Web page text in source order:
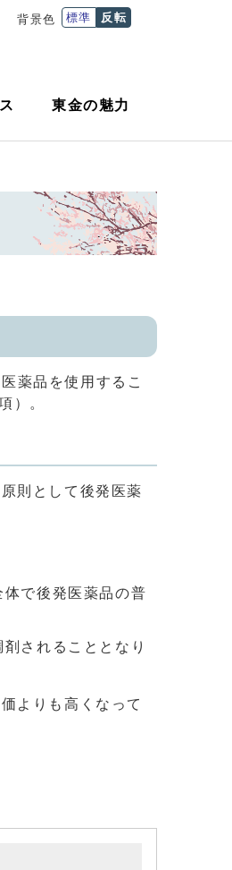
背景色 標準 反転
東金の魅力
薬品を使用するこ
）。
則として後発医薬
で後発医薬品の普
されることとなり
よりも高くなって